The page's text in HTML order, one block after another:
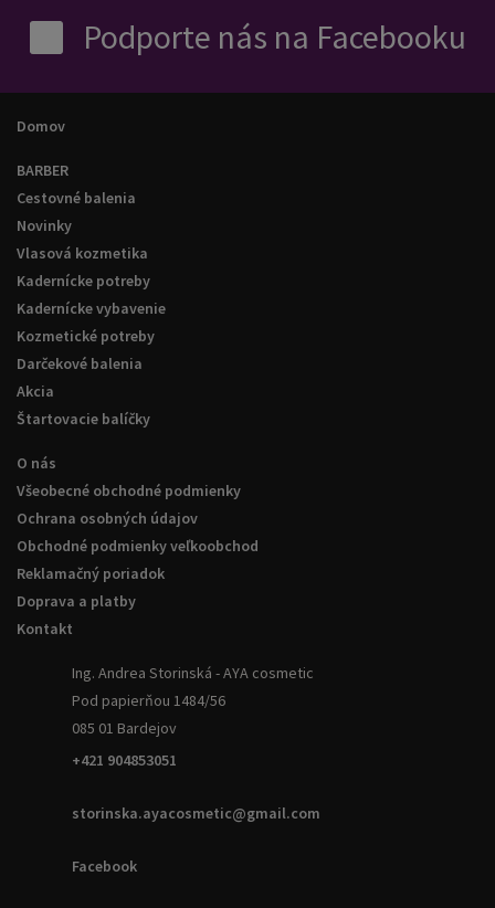
Podporte nás na Facebooku
Domov
BARBER
Cestovné balenia
Novinky
Vlasová kozmetika
Kadernícke potreby
Kadernícke vybavenie
Kozmetické potreby
Darčekové balenia
Akcia
Štartovacie balíčky
O nás
Všeobecné obchodné podmienky
Ochrana osobných údajov
Obchodné podmienky veľkoobchod
Reklamačný poriadok
Doprava a platby
Kontakt
Ing. Andrea Storinská - AYA cosmetic
Pod papierňou 1484/56
085 01 Bardejov
+421 904853051
storinska.ayacosmetic@gmail.com
Facebook